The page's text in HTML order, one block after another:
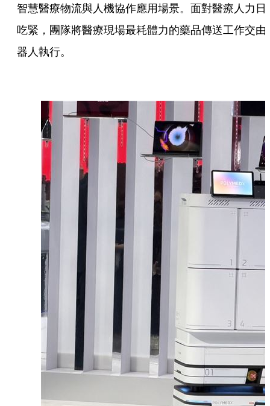
智慧醫療物流與人機協作應用場景。面對醫療人力日
吃緊，團隊將醫療現場最耗體力的藥品傳送工作交由
器人執行。